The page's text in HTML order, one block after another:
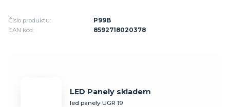
Číslo produktu:
P99B
EAN kód:
8592718020378
LED Panely skladem
led panely UGR 19